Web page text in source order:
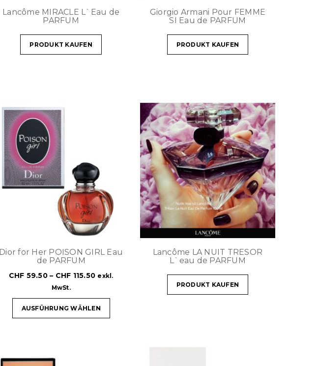
Lancôme MIRACLE L`Eau de
PARFUM
PRODUKT KAUFEN
Giorgio Armani Pour FEMME
SI Eau de PARFUM
PRODUKT KAUFEN
Dior for Her POISON GIRL Eau
de PARFUM
CHF 59.50– CHF 115.50 exkl.
MwSt.
AUSFÜHRUNG WÄHLEN
Lancôme LA NUIT TRESOR
L`eau de PARFUM
PRODUKT KAUFEN